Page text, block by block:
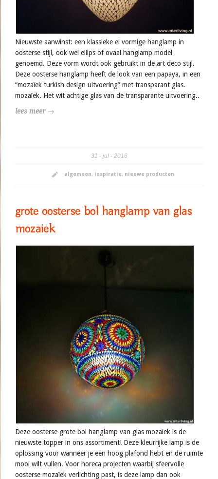
Nieuwste aanwinst: een klassieke ei vormige hanglamp in
oosterse stijl, ook wel ellips of ovaal hanglamp model
genoemd. Deze vorm wordt ook gebruikt in de art deco stijl.
Deze oosterse hanglamp heeft de look van een papaya, in een
“mozaïek turkish design uitvoering” met transparant glas.
mozaïek. Het wit achtige glas van de transparante uitvoering..
lees meer →
31 jul 2016
algemeen, inspiratie, nieuwe producten
grote oosterse bol hanglamp van glas
mozaiek
Deze oosterse grote bol hanglamp van glas mozaiek is de
nieuwste topper in ons assortiment! Deze kleurrijke lamp is de
oplossing voor wanneer je een hoog plafond hebt en de ruimte
mooi wilt vullen. Voor horeca projecten waarbij sfeervolle
oosterse mozaïek verlichting past, is deze lamp dan ook